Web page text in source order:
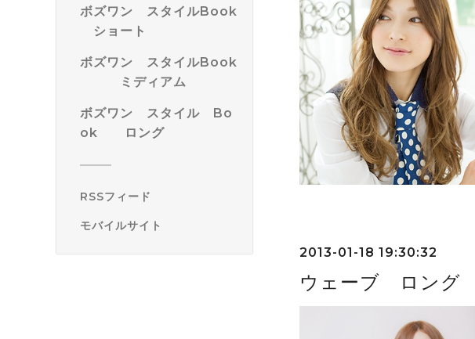
ボズワン スタイルBook
ショート
ボズワン スタイルBook
ミディアム
ボズワン スタイル Bo
ok ロング
RSSフィード
モバイルサイト
2013-01-18 19:30:32
ウェーブ ロング